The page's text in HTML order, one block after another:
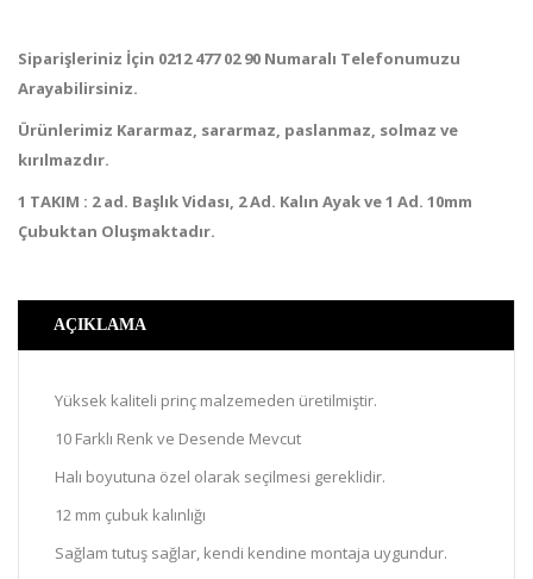
Siparişleriniz İçin 0212 477 02 90 Numaralı Telefonumuzu
Arayabilirsiniz.
Ürünlerimiz Kararmaz, sararmaz, paslanmaz, solmaz ve
kırılmazdır.
1 TAKIM : 2 ad. Başlık Vidası, 2 Ad. Kalın Ayak ve 1 Ad. 10mm
Çubuktan Oluşmaktadır.
AÇIKLAMA
Yüksek kaliteli prinç malzemeden üretilmiştir.
10 Farklı Renk ve Desende Mevcut
Halı boyutuna özel olarak seçilmesi gereklidir.
12 mm çubuk kalınlığı
Sağlam tutuş sağlar, kendi kendine montaja uygundur.